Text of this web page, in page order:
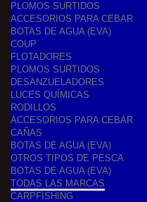
PLOMOS SURTIDOS
ACCESORIOS PARA CEBAR
BOTAS DE AGUA (EVA)
COUP
FLOTADORES
PLOMOS SURTIDOS
DESANZUELADORES
LUCES QUÍMICAS
RODILLOS
ACCESORIOS PARA CEBAR
CAÑAS
BOTAS DE AGUA (EVA)
OTROS TIPOS DE PESCA
BOTAS DE AGUA (EVA)
TODAS LAS MARCAS
CARPFISHING